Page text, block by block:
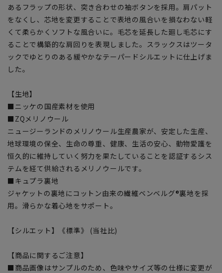
あるフラップの形状、突き合わせの袖ボタンを採用。肩パット
をなくし、芯地を変更することで表地の風合いを損なわない軽
くて柔らかくソフトな風合いに。毛芯を延長した廻し毛芯にす
ることで構築的な肩回りを表現しました。スラックスはツータ
ックでゆとりのある緩やかなテーパードシルエットに仕上げま
した。
【生地】
■ニッケの国産素材を使用
■ZQメリノウール
ニュージーランドのメリノウール生産農家が、安定した生産、
地球環境の保全、生命の尊重、健康、生活の安心、動物愛護を
恒久的に維持していく努力を果たしていることを認証するシス
テムを経て供給されるメリノウールです。
■キュプラ裏地
ジャケットの裏地にコットン由来の繊維ベンベルグ®裏地を採
用。滑らかな着心地をサポート。
【シルエット】《標準》 (当社比)
【商品に関するご注意】
■商品画像はサンプルのため、色味やサイズ等の仕様に変更が